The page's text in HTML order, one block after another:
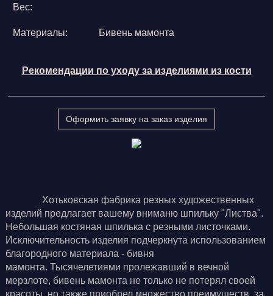
Вес:
Материалы: Бивень мамонта
Рекомендации по уходу за изделиями из кости
Оформить заявку на заказ изделия
Хотьковская фабрика резных художественных
изделий предлагает вашему вниманю шпильку "Листва".
Небольшая костяная шпилька с резными листочками.
Исключительность изделия подчеркнута использованием
благородного материала - бивня
мамонта. Тысячелетиями пролежавший в вечной
мерзлоте, бивень мамонта не только не потерял своей
красоты, но также приобрел множество преимуществ, за